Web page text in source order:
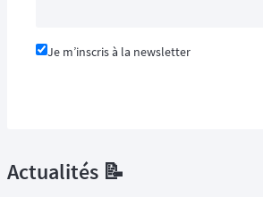
Je m’inscris à la newsletter
Actualités 📝